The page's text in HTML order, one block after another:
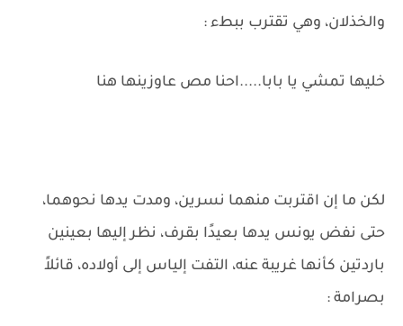
والخذلان، وهي تقترب ببطء :
خليها تمشي يا بابا.....احنا مص عاوزينها هنا
لكن ما إن اقتربت منهما نسرين، ومدت يدها نحوهما،
حتى نفض يونس يدها بعيدًا بقرف، نظر إليها بعينين
باردتين كأنها غريبة عنه، التفت إلياس إلى أولاده، قائلاً
بصرامة :